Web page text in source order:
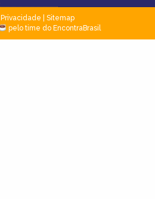
Privacidade
Sitemap
pelo time do EncontraBrasil